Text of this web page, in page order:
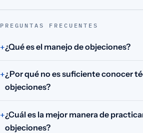
PREGUNTAS FRECUENTES
¿Qué es el manejo de objeciones?
¿Por qué no es suficiente conocer
objeciones?
¿Cuál es la mejor manera de
objeciones?